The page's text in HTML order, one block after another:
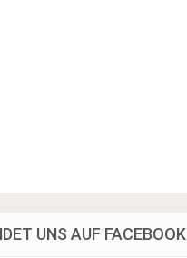
UNS AUF FACEBOOK